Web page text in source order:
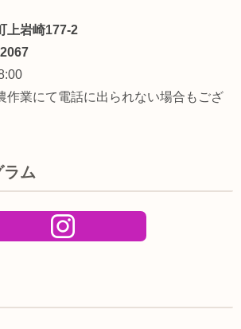
上岩崎177-2
作業にて電話に出られない場合もござ
ラム